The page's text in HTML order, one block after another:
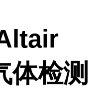
体检测